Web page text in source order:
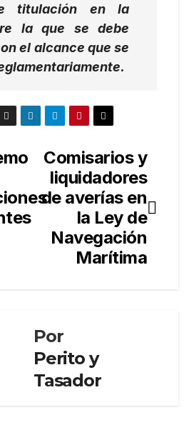
titulación en la
la que se debe
el alcance que se
Comisarios y
liquidadores
de averías en
la Ley de
Navegación
Marítima
Por
Perito y
Tasador